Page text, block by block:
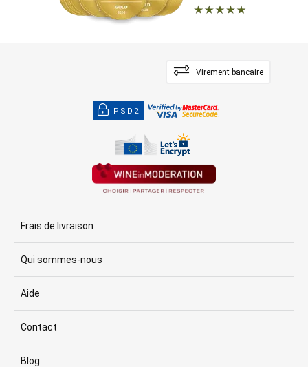
Virement bancaire
PSD2
Frais de livraison
Qui sommes-nous
Aide
Contact
Blog